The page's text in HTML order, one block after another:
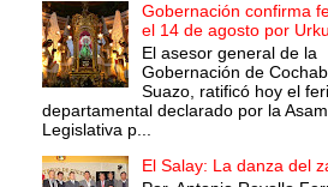
Gobernación confirma
el 14 de agosto por
El asesor general de la
Gobernación de
Suazo, ratificó hoy el
departamental declarado por la
Legislativa p...
El Salay: La danza del